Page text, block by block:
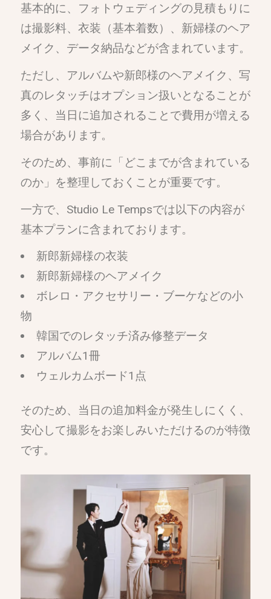
基本的に、フォトウェディングの見積もりに
は撮影料、衣装（基本着数）、新婦様のヘア
メイク、データ納品などが含まれています。
ただし、アルバムや新郎様のヘアメイク、写
真のレタッチはオプション扱いとなることが
多く、当日に追加されることで費用が増える
場合があります。
そのため、事前に「どこまでが含まれている
のか」を整理しておくことが重要です。
一方で、Studio Le Tempsでは以下の内容が
基本プランに含まれております。
新郎新婦様の衣装
新郎新婦様のヘアメイク
ボレロ・アクセサリー・ブーケなどの小
物
韓国でのレタッチ済み修整データ
アルバム1冊
ウェルカムボード1点
そのため、当日の追加料金が発生しにくく、
安心して撮影をお楽しみいただけるのが特徴
です。